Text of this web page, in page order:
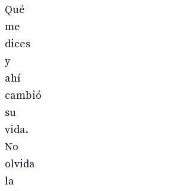
Qué
me
dices
y
ahí
cambió
su
vida.
No
olvida
la